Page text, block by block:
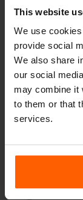
This website
We use
provide social
We also share
our social
may combine it
to them or that
services.
Xiaomi
Xiaomi
Xiaomi 15